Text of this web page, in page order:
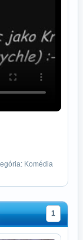
Komédia
1